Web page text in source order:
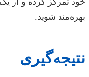
خود تمرکز کرده و از
بهره‌مند شوید.
نتیجه‌گیری